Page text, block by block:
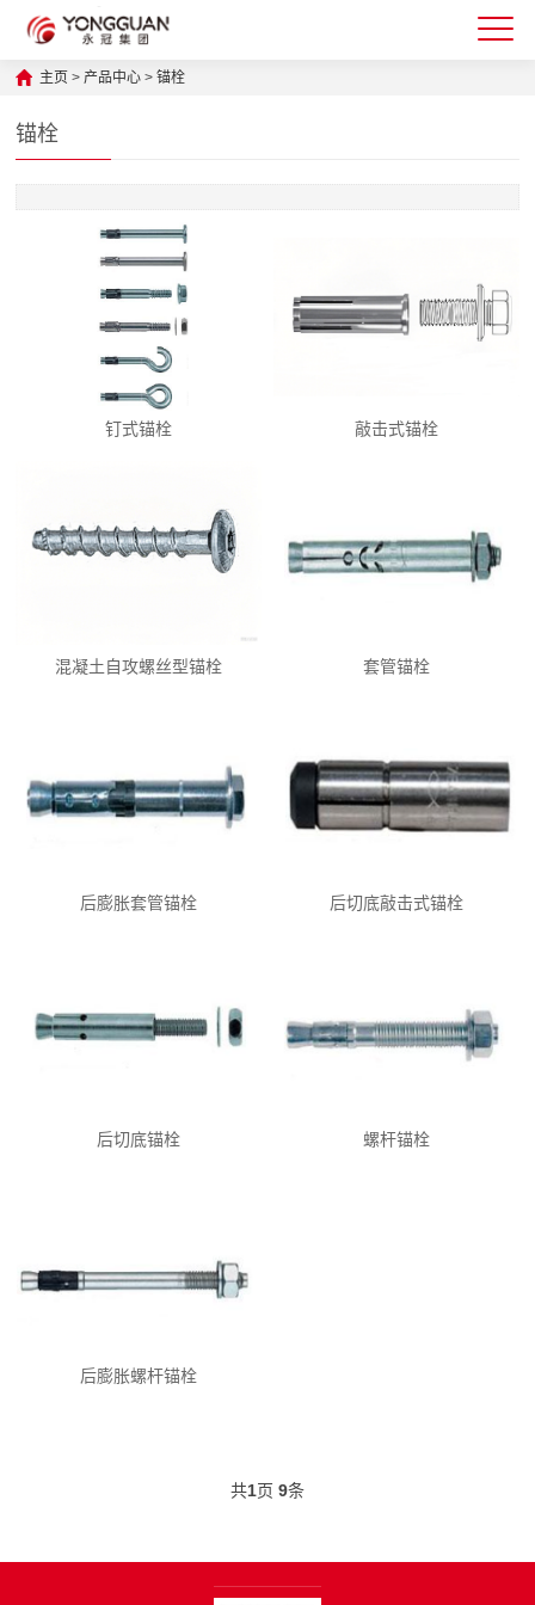
主页 >产品中心 >锚栓
锚栓
钉式锚栓 敲击式锚栓
混凝土自攻螺丝型锚栓 套管锚栓
后膨胀套管锚栓 后切底敲击式锚栓
后切底锚栓 螺杆锚栓
后膨胀螺杆锚栓
共1页 9条